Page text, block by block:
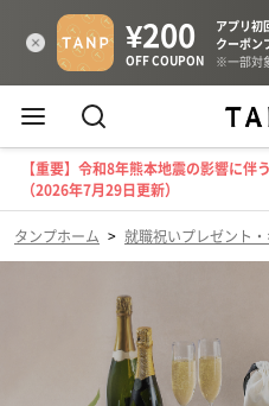
【重要】令和8年熊本地震の影響に
（2026年7月29日更新）
タンプホーム > 就職祝いプレゼント・